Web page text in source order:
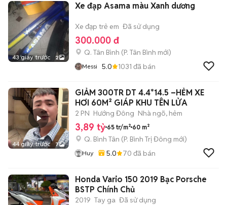
43 giây trước 2
Xe đạp Asama màu Xanh dương
Xe đạp trẻ em Đã sử dụng
300.000 đ
Q. Tân Bình (P. Tân Bình mới)
Messi 5.0 1031 đã bán
44 giây trước 7
GIẢM 300TR DT 4.4*14.5 –HẺM XE
HƠI 60M² GIÁP KHU TÊN LỬA
2 PN Hướng Đông Nhà ngõ, hẻm
3,89 tỷ 65 tr/m² 60 m²
Q. Bình Tân (P. Bình Trị Đông mới)
Huy 5.0 70 đã bán
Honda Vario 150 2019 Bạc Porsche
BSTP Chính Chủ
2019 Tay ga Đã sử dụng